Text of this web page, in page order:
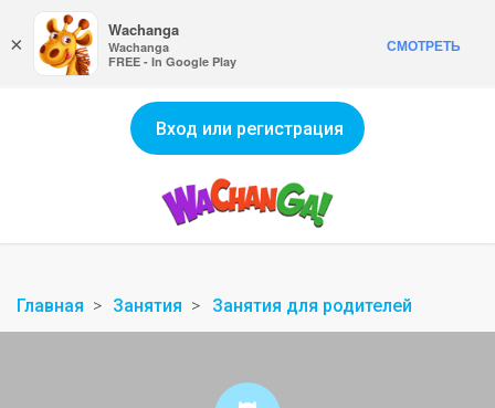
Вход или регистрация
Главная Занятия Занятия для родителей
×
Wachanga
Wachanga
FREE - In Google Play
СМОТРЕТЬ